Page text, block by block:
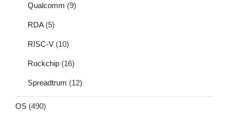
Qualcomm (9)
RDA(5)
RISC-V (10)
Rockchip (16)
Spreadtrum (12)
OS (490)